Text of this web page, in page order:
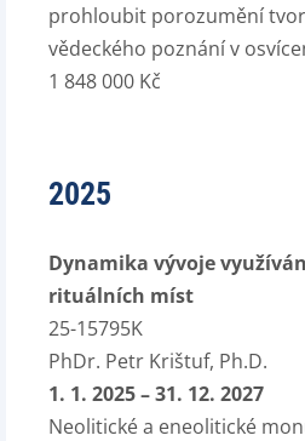
prohloubit porozumění
vědeckého poznání v
1 848 000 Kč
2025
Dynamika vývoje
rituálních míst
25-15795K
PhDr. Petr Krištuf, Ph.D.
1. 1. 2025 – 31. 12. 2027
Neolitické a eneolitické